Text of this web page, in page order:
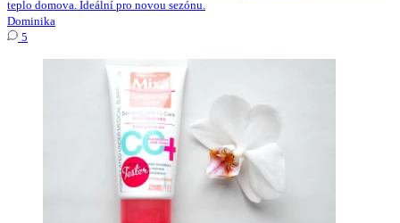
teplo domova. Ideální pro novou sezónu.
Dominika
5